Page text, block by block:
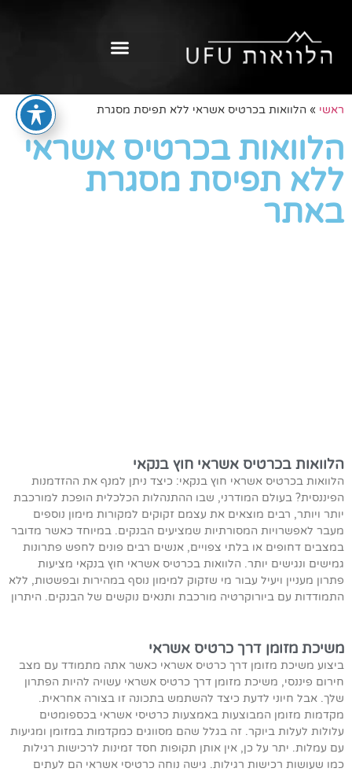
ראשי » הלוואות בכרטיס אשראי ללא תפיסת מסגרת
הלוואות בכרטיס אשראי
ללא תפיסת מסגרת
באתר
הלוואות בכרטיס אשראי חוץ בנקאי
הלוואות בכרטיס אשראי חוץ בנקאי: כיצד ניתן למנף את ההזדמנות
הפיננסית? בעולם המודרני, שבו ההתנהלות הכלכלית הופכת למורכבת
יותר ויותר, רבים מוצאים את עצמם זקוקים למקורות מימון נוספים
מעבר לאפשרויות המסורתיות שמציעים הבנקים. במיוחד כאשר מדובר
במצבים דחופים או בלתי צפויים, אנשים רבים פונים לחפש פתרונות
גמישים ונגישים יותר. הלוואות בכרטיס אשראי חוץ בנקאי מציעות
פתרון מעניין ויעיל עבור מי שזקוק למימון נוסף במהירות ובפשטות, ללא
התמודדות עם ביורוקרטיה מורכבת ותנאים נוקשים של הבנקים. היתרון
משיכת מזומן דרך כרטיס אשראי
ביצוע משיכת מזומן דרך כרטיס אשראי כאשר אתה מתמודד עם מצב
חירום פיננסי, משיכת מזומן דרך כרטיס אשראי עשויה להיות הפתרון
שלך. אבל חיוני לדעת כיצד להשתמש בתכונה זו בצורה אחראית.
מקדמות מזומן המבוצעות באמצעות כרטיסי אשראי בכספומטים
עלולות לעלות ביוקר. זה בגלל שהם מסווגים כמקדמות במזומן ומגיעות
עם עמלות. יתר על כן, אין אותן תקופות חסד זמינות לרכישות רגילות
כמו שעושות רכישות רגילות. גישה נוחה כרטיסי אשראי הם לעתים